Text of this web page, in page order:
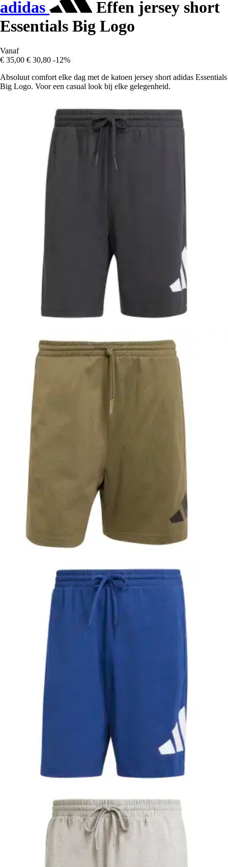
adidas
Effen jersey short
Essentials Big Logo
Vanaf
€ 35,00 € 30,80 -12%
Absoluut comfort elke dag met de katoen jersey short adidas Essentials
Big Logo. Voor een casual look bij elke gelegenheid.